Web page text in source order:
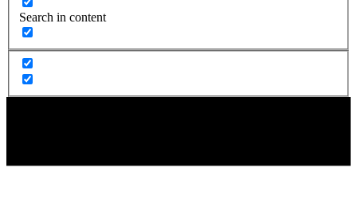
Search in content